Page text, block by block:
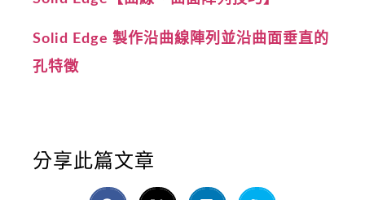
Solid Edge 製作沿曲線陣列並沿曲面垂直的
孔特徵
分享此篇文章